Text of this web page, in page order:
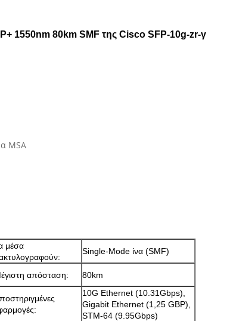
1550nm 80km SMF της Cisco SFP-10g-zr-γ
MSA
μέσα
Single-Mode ίνα (SMF)
απόσταση: 80km
10G Ethernet (10.31Gbps),
Gigabit Ethernet (1,25 GBP),
STM-64 (9.95Gbps)